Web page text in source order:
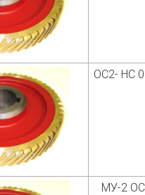
ОС2- НС
МУ-2